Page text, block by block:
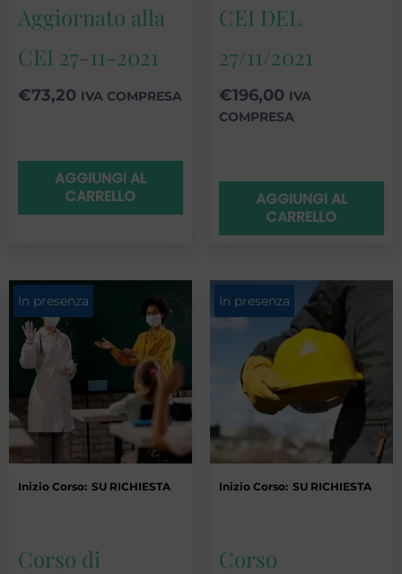
Aggiornato alla
CEI 27-11-2021
€73,20 IVA COMPRESA
AGGIUNGI AL
CARRELLO
CEI DEL
27/11/2021
€196,00 IVA
COMPRESA
AGGIUNGI AL
CARRELLO
Inizio Corso: SU RICHIESTA
In presenza
Corso di
Inizio Corso: SU RICHIESTA
In presenza
Corso